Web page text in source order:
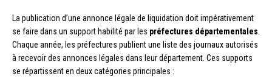
La publication d’une annonce légale de liquidation doit impérativement
se faire dans un support habilité par les préfectures départementales.
Chaque année, les préfectures publient une liste des journaux autorisés
à recevoir des annonces légales dans leur département. Ces supports
se répartissent en deux catégories principales :